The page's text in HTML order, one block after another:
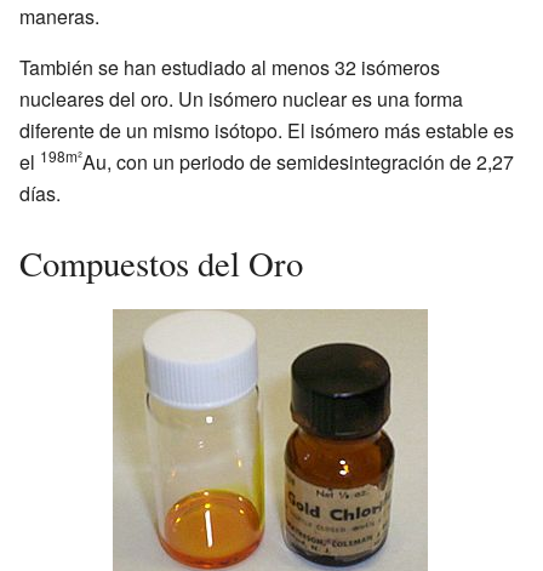
maneras.
También se han estudiado al menos 32 isómeros
nucleares del oro. Un isómero nuclear es una forma
diferente de un mismo isótopo. El isómero más estable es
el 198m²Au, con un periodo de semidesintegración de 2,27
días.
Compuestos del Oro